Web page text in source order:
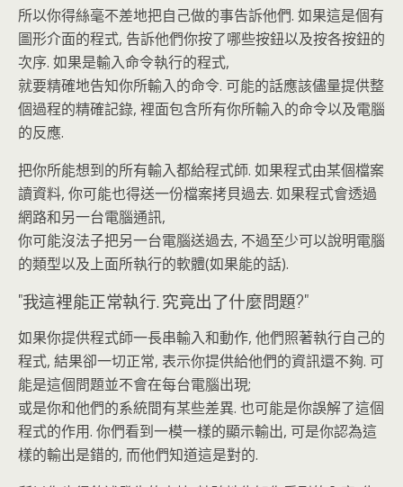
所以你得絲毫不差地把自己做的事告訴他們. 如果這是個有
圖形介面的程式, 告訴他們你按了哪些按鈕以及按各按鈕的
次序. 如果是輸入命令執行的程式,
就要精確地告知你所輸入的命令. 可能的話應該儘量提供整
個過程的精確記錄, 裡面包含所有你所輸入的命令以及電腦
的反應.
把你所能想到的所有輸入都給程式師. 如果程式由某個檔案
讀資料, 你可能也得送一份檔案拷貝過去. 如果程式會透過
網路和另一台電腦通訊,
你可能沒法子把另一台電腦送過去, 不過至少可以說明電腦
的類型以及上面所執行的軟體(如果能的話).
"我這裡能正常執行. 究竟出了什麼問題?"
如果你提供程式師一長串輸入和動作, 他們照著執行自己的
程式, 結果卻一切正常, 表示你提供給他們的資訊還不夠. 可
能是這個問題並不會在每台電腦出現;
或是你和他們的系統間有某些差異. 也可能是你誤解了這個
程式的作用. 你們看到一模一樣的顯示輸出, 可是你認為這
樣的輸出是錯的, 而他們知道這是對的.